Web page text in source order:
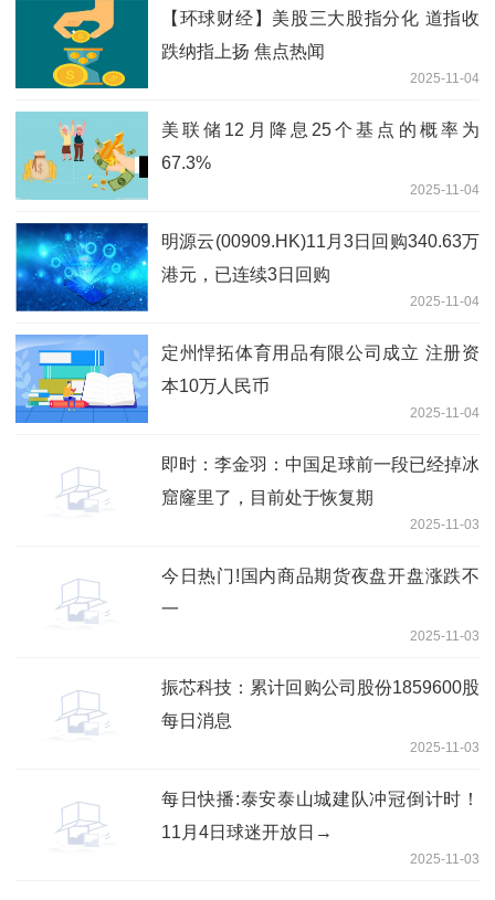
【环球财经】美股三大股指分化 道指收
跌纳指上扬 焦点热闻
2025-11-04
美联储12月降息25个基点的概率为
67.3%
2025-11-04
明源云(00909.HK)11月3日回购340.63万
港元，已连续3日回购
2025-11-04
定州悍拓体育用品有限公司成立 注册资
本10万人民币
2025-11-04
即时：李金羽：中国足球前一段已经掉冰
窟窿里了，目前处于恢复期
2025-11-03
今日热门!国内商品期货夜盘开盘涨跌不
一
2025-11-03
振芯科技：累计回购公司股份1859600股
每日消息
2025-11-03
每日快播:泰安泰山城建队冲冠倒计时！
11月4日球迷开放日→
2025-11-03